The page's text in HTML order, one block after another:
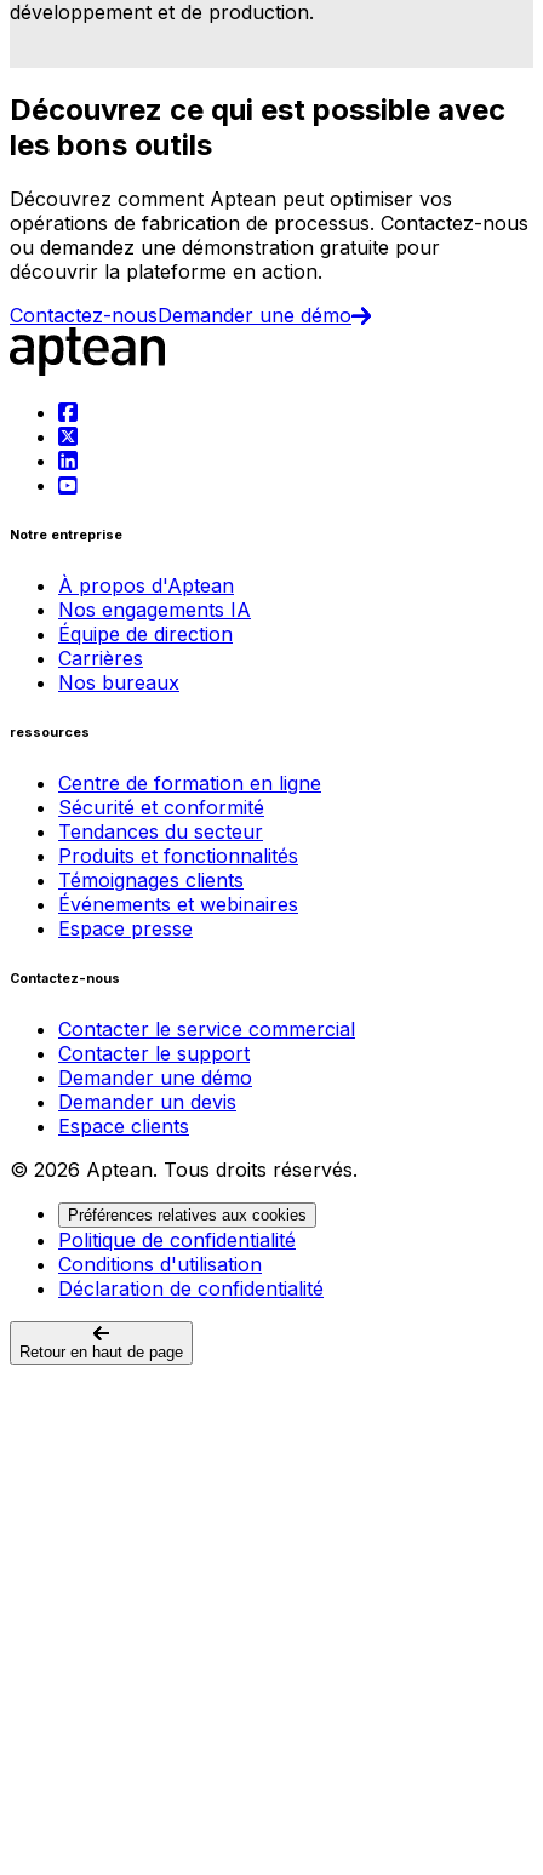
développement et de production.
Découvrez ce qui est possible avec
les bons outils
Découvrez comment Aptean peut optimiser vos
opérations de fabrication de processus. Contactez-nous
ou demandez une démonstration gratuite pour
découvrir la plateforme en action.
Contactez-nousDemander une démo
Notre entreprise
À propos d'Aptean
Nos engagements IA
Équipe de direction
Carrières
Nos bureaux
ressources
Centre de formation en ligne
Sécurité et conformité
Tendances du secteur
Produits et fonctionnalités
Témoignages clients
Événements et webinaires
Espace presse
Contactez-nous
Contacter le service commercial
Contacter le support
Demander une démo
Demander un devis
Espace clients
© 2026 Aptean. Tous droits réservés.
Préférences relatives aux cookies
Politique de confidentialité
Conditions d'utilisation
Déclaration de confidentialité
Retour en haut de page